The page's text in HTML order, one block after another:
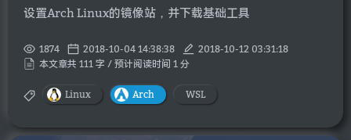
设置Arch Linux的镜像站，并下载基础工具
1874 2018-10-04 14:38:38
2018-10-12 03:31:18
本文章共 111 字 / 预计阅读时间 1 分
Linux Arch WSL